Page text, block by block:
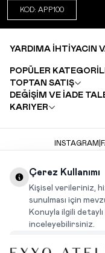
KOD: APP100
YARDIMA İHTİYACIN
POPÜLER
TOPTAN SATIŞ
DEĞİŞİM VE İADE
KARIYER
INSTAGRAM
Çerez Kullanımı
Kişisel verileriniz,
sunulması için
Konuyla ilgili
inceleyebilirsiniz.